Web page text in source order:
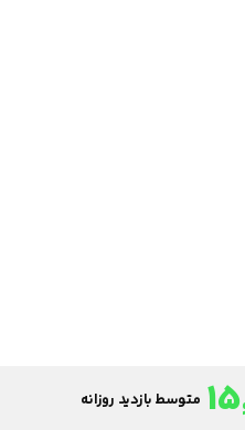
متوسط بازدید روزانه